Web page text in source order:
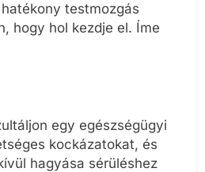
testmozgás
hogy hol kezdje el. Íme
egy egészségügyi
kockázatokat, és
hagyása sérüléshez